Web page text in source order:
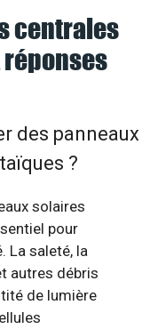
centrales
des panneaux
?
solaires
pour
La saleté, la
autres débris
de lumière